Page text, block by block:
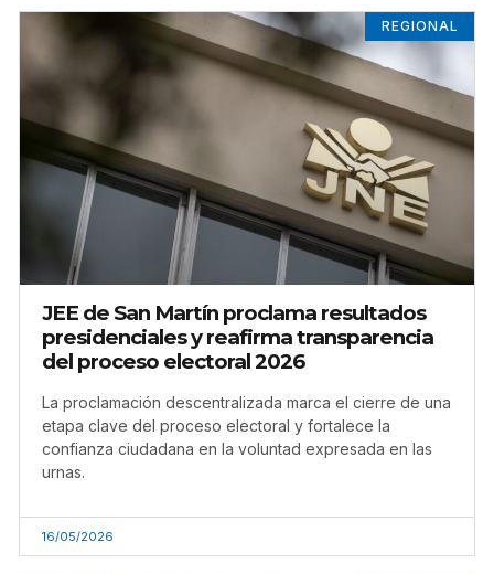
REGIONAL
JEE de San Martín proclama resultados
presidenciales y reafirma transparencia
del proceso electoral 2026
La proclamación descentralizada marca el cierre de una
etapa clave del proceso electoral y fortalece la
confianza ciudadana en la voluntad expresada en las
urnas.
16/05/2026